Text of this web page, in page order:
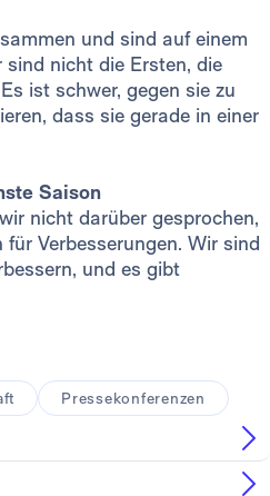
und sind auf einem
nicht die Ersten, die
ist schwer, gegen sie zu
dass sie gerade in einer
Saison
nicht darüber gesprochen,
Verbesserungen. Wir sind
und es gibt
Pressekonferenzen